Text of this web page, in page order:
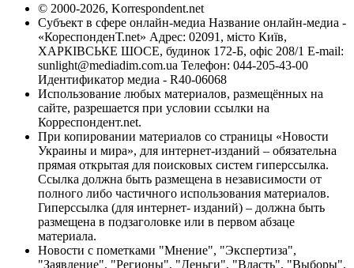
© 2000-2026, Korrespondent.net
Субъект в сфере онлайн-медиа Название онлайн-медиа -
«КореспонденТ.net» Адрес: 02091, місто Київ,
ХАРКІВСЬКЕ ШОСЕ, будинок 172-Б, офіс 208/1 E-mail:
sunlight@mediadim.com.ua Телефон: 044-205-43-00
Идентификатор медиа - R40-06068
Использование любых материалов, размещённых на
сайте, разрешается при условии ссылки на
Корреспондент.net.
При копировании материалов со страницы «Новости
Украины и мира», для интернет-изданий – обязательна
прямая открытая для поисковых систем гиперссылка.
Ссылка должна быть размещена в независимости от
полного либо частичного использования материалов.
Гиперссылка (для интернет- изданий) – должна быть
размещена в подзаголовке или в первом абзаце
материала.
Новости с пометками "Мнение", "Экспертиза",
"Заявление", "Регионы", "Деньги", "Власть", "Выборы",